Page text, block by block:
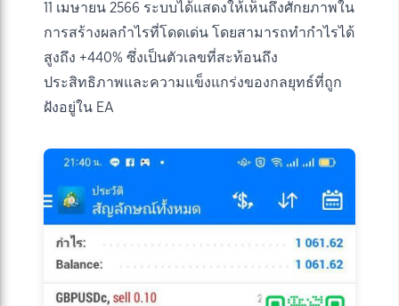
11 เมษายน 2566 ระบบได้แสดงให้เห็นถึงศักยภาพใน
การสร้างผลกำไรที่โดดเด่น โดยสามารถทำกำไรได้
สูงถึง +440% ซึ่งเป็นตัวเลขที่สะท้อนถึง
ประสิทธิภาพและความแข็งแกร่งของกลยุทธ์ที่ถูก
ฝังอยู่ใน EA